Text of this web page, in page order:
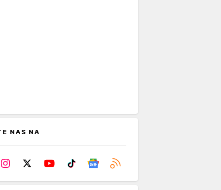
NAS NA